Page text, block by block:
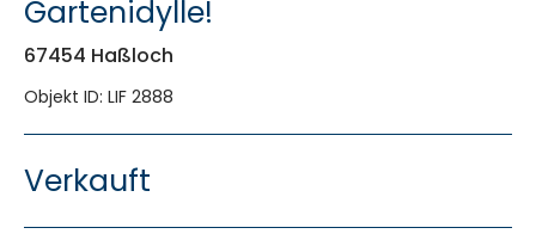
Gartenidylle!
67454 Haßloch
Objekt ID: LIF 2888
Verkauft